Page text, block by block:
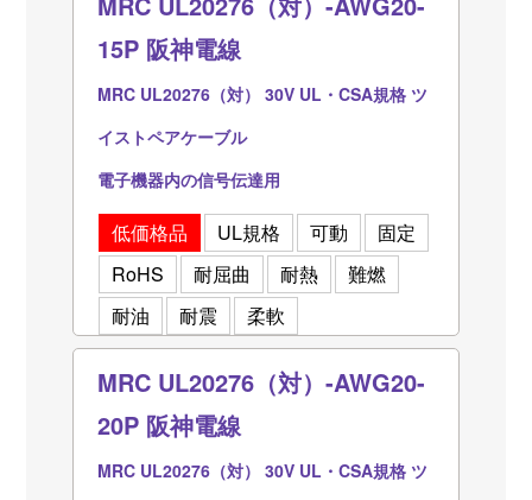
15P 阪神電線
MRC UL20276（対） 30V UL・CSA規格 ツ
イストペアケーブル
電子機器内の信号伝達用
低価格品 UL規格 可動
固定
RoHS
耐屈曲 耐熱
難燃
耐油
耐震 柔軟
MRC UL20276（対）-AWG20-
20P 阪神電線
MRC UL20276（対） 30V UL・CSA規格 ツ